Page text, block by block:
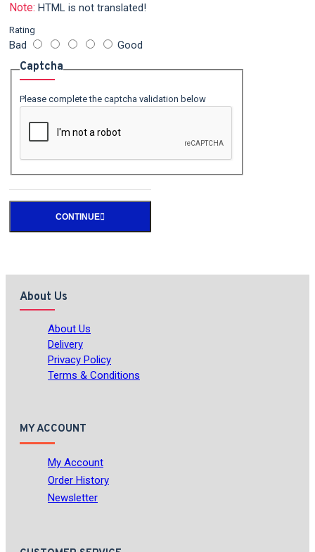
Note: HTML is not translated!
Rating
Bad Good
Captcha
Please complete the captcha validation below
CONTINUE
About Us
About Us
Delivery
Privacy Policy
Terms & Conditions
MY ACCOUNT
My Account
Order History
Newsletter